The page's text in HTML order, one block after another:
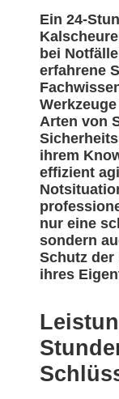
Ein 24-
bei
erfahrene
Arten von
ihrem
effizient
nur eine
sondern
Schutz der
ihres